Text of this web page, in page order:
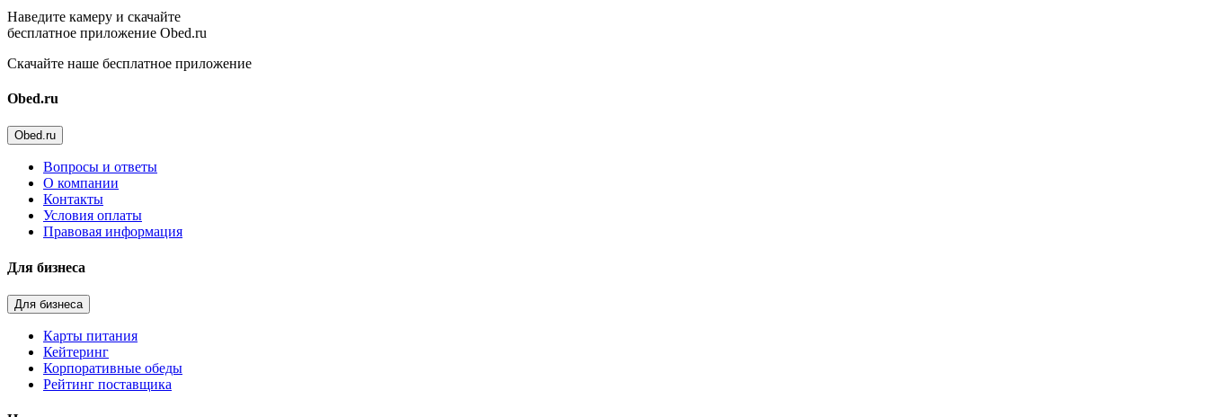
Наведите камеру и скачайте
бесплатное приложение Obed.ru
Скачайте наше бесплатное приложение
Obed.ru
Obed.ru
Вопросы и ответы
О компании
Контакты
Условия оплаты
Правовая информация
Для бизнеса
Для бизнеса
Карты питания
Кейтеринг
Корпоративные обеды
Рейтинг поставщика